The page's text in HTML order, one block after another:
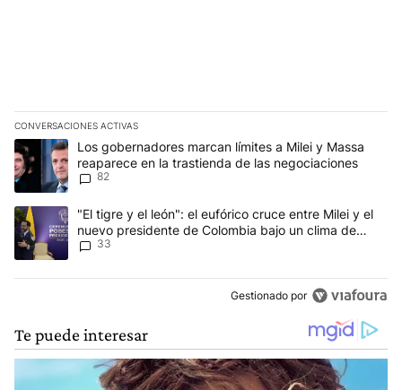
CONVERSACIONES ACTIVAS
Este listado muestra los artículos con más comentarios en los
Un artículo de tendencia con el título "Los gobernadores marcan
Los gobernadores marcan límites a Milei y Massa
reaparece en la trastienda de las negociaciones
82
Un artículo de tendencia con el título ""El tigre y el león": el
"El tigre y el león": el eufórico cruce entre Milei y el
nuevo presidente de Colombia bajo un clima de
máxima tensión
33
Gestionado por